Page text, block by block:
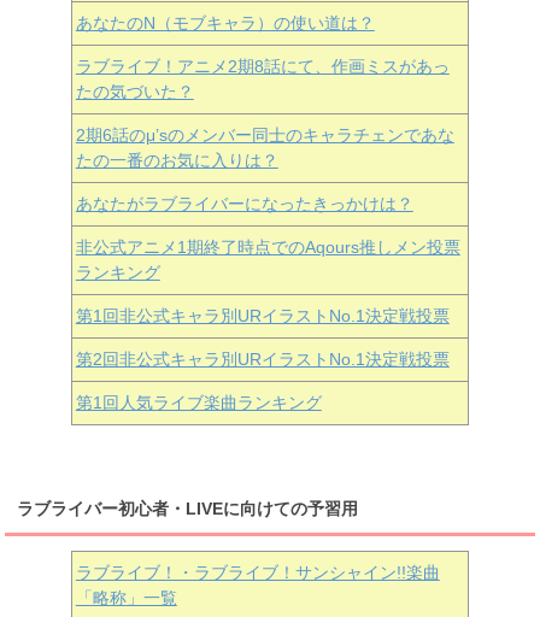
あなたのN（モブキャラ）の使い道は？
ラブライブ！アニメ2期8話にて、作画ミスがあっ
たの気づいた？
2期6話のμ’sのメンバー同士のキャラチェンであな
たの一番のお気に入りは？
あなたがラブライバーになったきっかけは？
非公式アニメ1期終了時点でのAqours推しメン投票
ランキング
第1回非公式キャラ別URイラストNo.1決定戦投票
第2回非公式キャラ別URイラストNo.1決定戦投票
第1回人気ライブ楽曲ランキング
ラブライバー初心者・LIVEに向けての予習用
ラブライブ！・ラブライブ！サンシャイン!!楽曲
「略称」一覧